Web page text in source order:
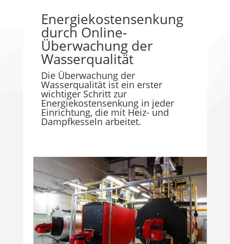
Energiekostensenkung
durch Online-
Überwachung der
Wasserqualität
Die Überwachung der
Wasserqualität ist ein erster
wichtiger Schritt zur
Energiekostensenkung in jeder
Einrichtung, die mit Heiz- und
Dampfkesseln arbeitet.